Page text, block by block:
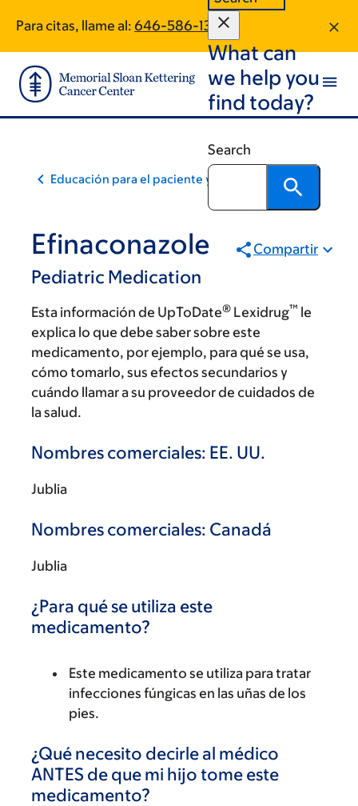
main
content
footer
Para citas, llame al: 646-586-1393
What can
we help you
find today?
Search
Educación para el paciente y la comunidad
Efinaconazole
Pediatric Medication
Compartir
Esta información de UpToDate® Lexidrug™ le
explica lo que debe saber sobre este
medicamento, por ejemplo, para qué se usa,
cómo tomarlo, sus efectos secundarios y
cuándo llamar a su proveedor de cuidados de
la salud.
Nombres comerciales: EE. UU.
Jublia
Nombres comerciales: Canadá
Jublia
¿Para qué se utiliza este
medicamento?
Este medicamento se utiliza para tratar
infecciones fúngicas en las uñas de los
pies.
¿Qué necesito decirle al médico
ANTES de que mi hijo tome este
medicamento?